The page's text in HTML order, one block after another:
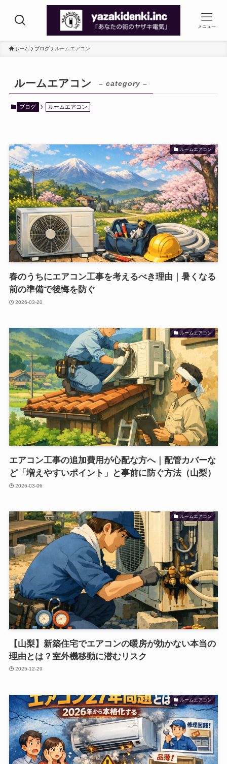
メニュー
ホーム ブログ ルームエアコン
ルームエアコン – category –
ブログ ルームエアコン
ルームエアコン
春のうちにエアコン工事を考えるべき理由｜暑くなる
前の準備で後悔を防ぐ
2026-03-20
ルームエアコン
エアコン工事の追加費用が心配な方へ｜配管カバーな
ど「増えやすいポイント」と事前に防ぐ方法（山梨）
2026-03-06
ルームエアコン
【山梨】新築住宅でエアコンの暖房が効かない本当の
理由とは？室外機移動に潜むリスク
2025-12-29
ルームエアコン